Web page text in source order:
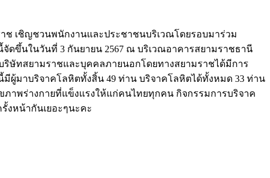
ช เชิญชวนพนักงานและประชาชนบริเวณโดยรอบมาร่วม
ดขึ้นในวันที่ 3 กันยายน 2567 ณ บริเวณอาคารสยามราชธานี
ริษัทสยามราชและบุคคลภายนอกโดยทางสยามราชได้มีการ
ผู้มาบริจาคโลหิตทั้งสิ้น 49 ท่าน บริจาคโลหิตได้ทั้งหมด 33 ท่าน
ภาพร่างกายที่แข็งแรงให้แก่คนไทยทุกคน กิจกรรมการบริจาค
งหน้ากันเยอะๆนะคะ